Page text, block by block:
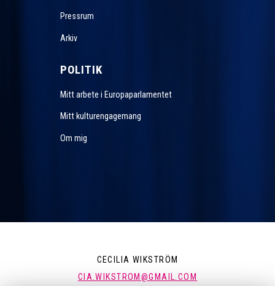
Pressrum
Arkiv
POLITIK
Mitt arbete i Europaparlamentet
Mitt kulturengagemang
Om mig
CECILIA WIKSTRÖM
CIA.WIKSTROM@GMAIL.COM